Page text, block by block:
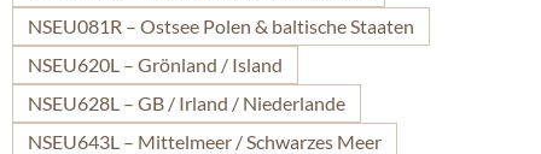
NSEU081R – Ostsee Polen & baltische Staaten
NSEU620L – Grönland / Island
NSEU628L – GB / Irland / Niederlande
NSEU643L – Mittelmeer / Schwarzes Meer